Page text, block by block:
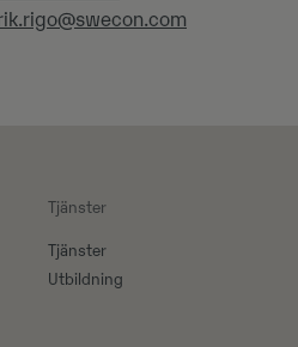
Tjänster
Tjänster
Utbildning